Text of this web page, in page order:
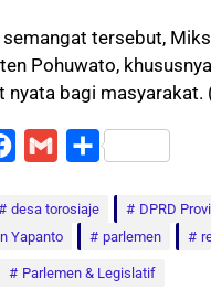
semangat tersebut,
Pohuwato,
nyata bagi masyarakat.
c
e
b
a
i
l
S
r
e
desa torosiaje DPRD
Yapanto
parlemen
Parlemen & Legislatif